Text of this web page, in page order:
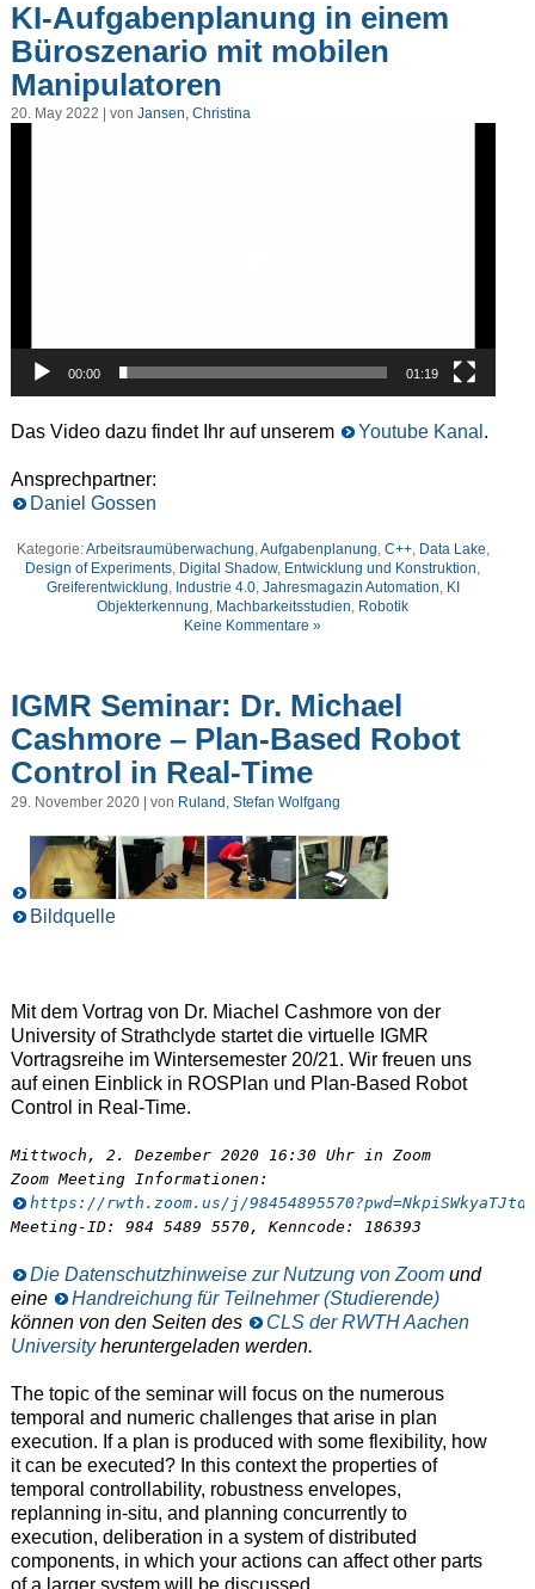
KI-Aufgabenplanung in einem
Büroszenario mit mobilen
Manipulatoren
20. May 2022 | von Jansen, Christina
00:00 01:19
Das Video dazu findet Ihr auf unserem Youtube Kanal .
Ansprechpartner:
Daniel Gossen
Kategorie:Arbeitsraumüberwachung Aufgabenplanung C++, Data Lake
Design of Experiments Digital Shadow, Entwicklung und Konstruktion
Greiferentwicklung Industrie 4.0, Jahresmagazin Automation KI
Objekterkennung Machbarkeitsstudien Robotik
Keine Kommentare »
IGMR Seminar: Dr. Michael
Cashmore – Plan-Based Robot
Control in Real-Time
29. November 2020 | von Ruland, Stefan Wolfgang
Bildquelle
Mit dem Vortrag von Dr. Miachel Cashmore von der
University of Strathclyde startet die virtuelle IGMR
Vortragsreihe im Wintersemester 20/21. Wir freuen uns
auf einen Einblick in ROSPlan und Plan-Based Robot
Control in Real-Time.
Mittwoch, 2. Dezember 2020 16:30 Uhr in Zoom
https://rwth.zoom.us/j/
Meeting-ID: 984 5489 5570, Kenncode: 186393
Die Datenschutzhinweise zur Nutzung von Zoom und
eine
Handreichung für Teilnehmer (Studierende)
können von den Seiten des
CLS der RWTH Aachen
Universityheruntergeladen werden.
The topic of the seminar will focus on the numerous
temporal and numeric challenges that arise in plan
execution. If a plan is produced with some flexibility, how
it can be executed? In this context the properties of
temporal controllability, robustness envelopes,
replanning in-situ, and planning concurrently to
execution, deliberation in a system of distributed
components, in which your actions can affect other parts
of a larger system will be discussed.